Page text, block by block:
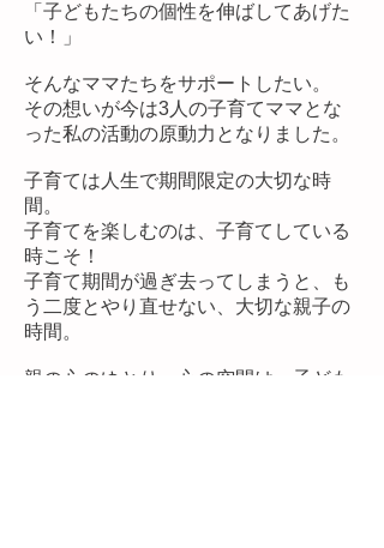
「子どもたちの個性を伸ばしてあげた
い！」
そんなママたちをサポートしたい。
その想いが今は3人の子育てママとな
った私の活動の原動力となりました。
子育ては人生で期間限定の大切な時
間。
子育てを楽しむのは、子育てしている
時こそ！
子育て期間が過ぎ去ってしまうと、も
う二度とやり直せない、大切な親子の
時間。
親の心のゆとり、心の空間は、子ども